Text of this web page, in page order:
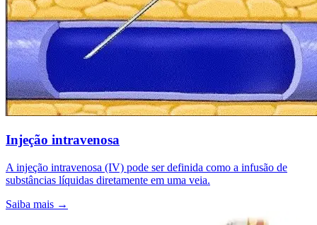
Injeção intravenosa
A injeção intravenosa (IV) pode ser definida como a infusão de
substâncias líquidas diretamente em uma veia.
Saiba mais →